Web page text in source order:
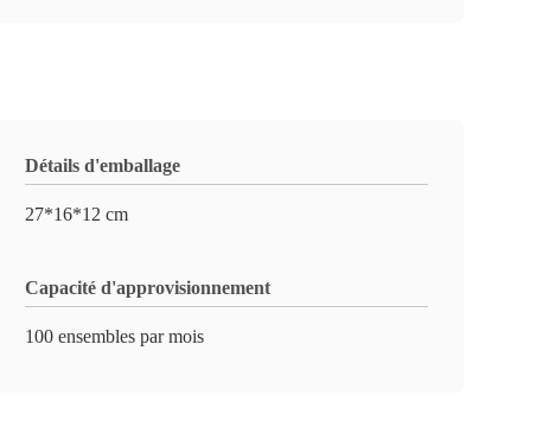
Détails d'emballage
27*16*12 cm
Capacité d'approvisionnement
100 ensembles par mois